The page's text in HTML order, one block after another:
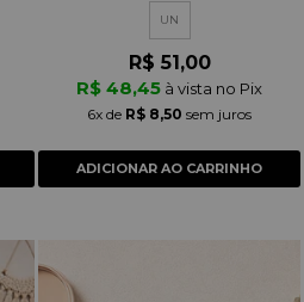
UN
R$ 51,00
R$ 48,45 à vista no Pix
6x de R$ 8,50 sem juros
ADICIONAR AO CARRINHO